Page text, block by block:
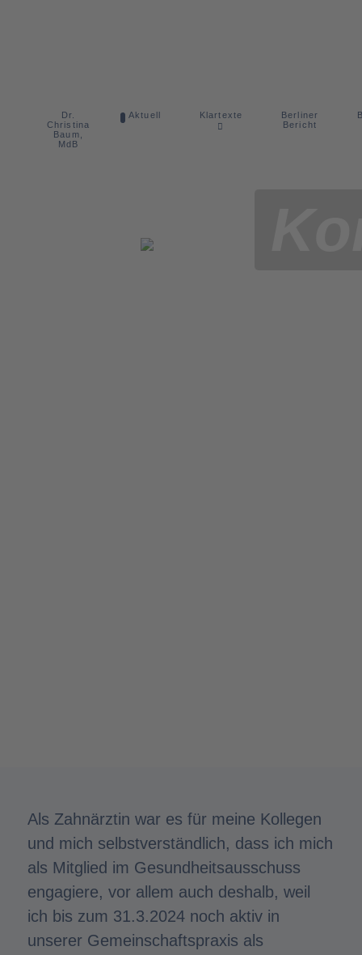
Dr.
Christina
Baum,
MdB
Aktuell Klartexte
Berliner
Bericht
Als Zahnärztin war es für meine Kollegen
und mich selbstverständlich, dass ich mich
als Mitglied im Gesundheitsausschuss
engagiere, vor allem auch deshalb, weil
ich bis zum 31.3.2024 noch aktiv in
unserer Gemeinschaftspraxis als